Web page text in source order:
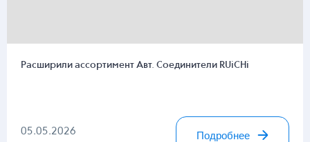
Расширили ассортимент Авт. Соединители RUiCHi
05.05.2026 Подробнее